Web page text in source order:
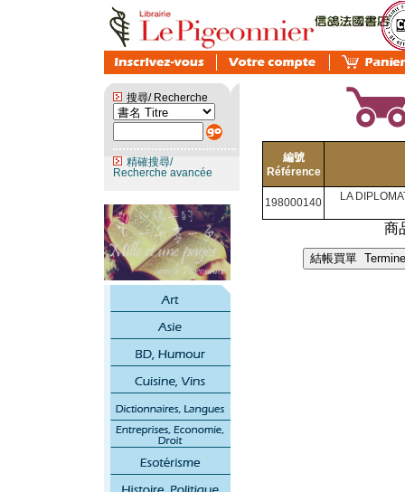
搜尋/ Recherche
精確搜尋/
Recherche avancée
編號
Référence
198000140 LA
商